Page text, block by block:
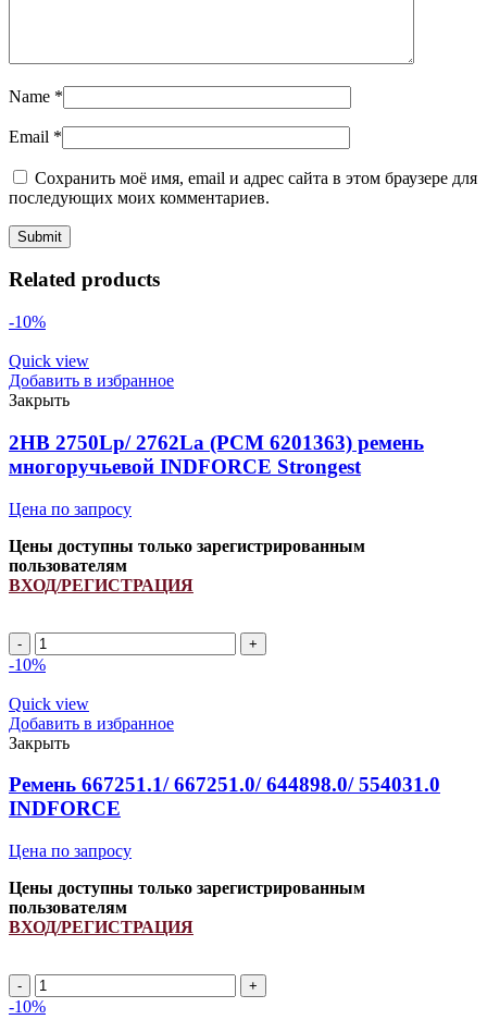
Name *
Email *
Сохранить моё имя, email и адрес сайта в этом браузере для
последующих моих комментариев.
Related products
-10%
Quick view
Добавить в избранное
Закрыть
2HB 2750Lp/ 2762La (PCM 6201363) ремень
многоручьевой INDFORCE Strongest
Цена по запросу
Цены доступны только зарегистрированным
пользователям
ВХОД/РЕГИСТРАЦИЯ
2HB
2750Lp/
(PCM
6201363)
ремень
многоручьевой
INDFORCE
Strongest
quantity
-10%
Quick view
Добавить в избранное
Закрыть
Ремень 667251.1/ 667251.0/ 644898.0/ 554031.0
INDFORCE
Цена по запросу
Цены доступны только зарегистрированным
пользователям
ВХОД/РЕГИСТРАЦИЯ
Ремень
667251.1/
-10%